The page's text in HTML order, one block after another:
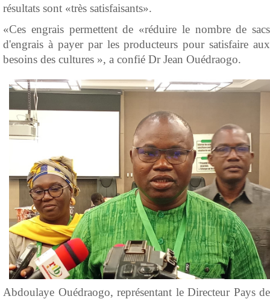
résultats sont «très satisfaisants».
«Ces engrais permettent de «réduire le nombre de sacs
d'engrais à payer par les producteurs pour satisfaire aux
besoins des cultures », a confié Dr Jean Ouédraogo.
Abdoulaye Ouédraogo, représentant le Directeur Pays de